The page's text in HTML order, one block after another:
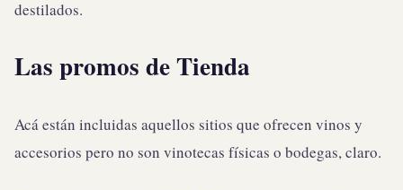
destilados.
Las promos de Tienda
Acá están incluidas aquellos sitios que ofrecen vinos y
accesorios pero no son vinotecas físicas o bodegas, claro.